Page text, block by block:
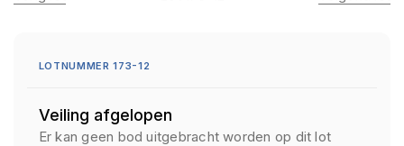
LOTNUMMER 173-12
Veiling afgelopen
Er kan geen bod uitgebracht worden op dit lot